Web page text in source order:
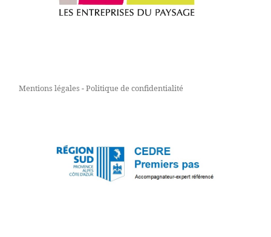
Mentions légales -Politique de confidentialité